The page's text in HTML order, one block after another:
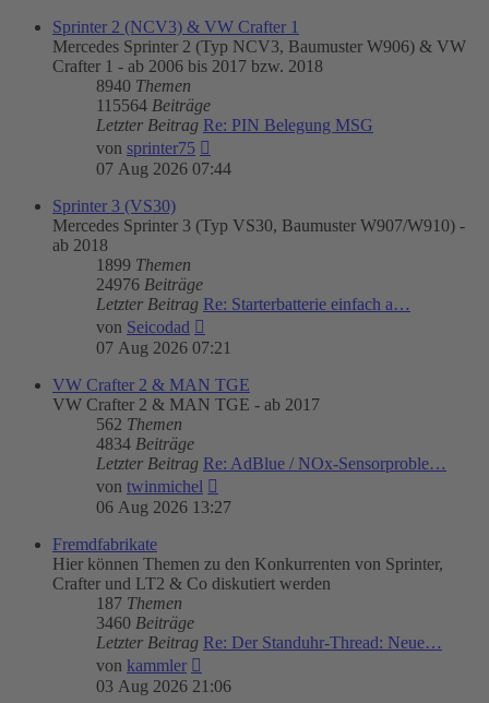
Sprinter 2 (NCV3) & VW Crafter 1
Mercedes Sprinter 2 (Typ NCV3, Baumuster W906) & VW
Crafter 1 - ab 2006 bis 2017 bzw. 2018
8940 Themen
115564 Beiträge
Letzter Beitrag Re: PIN Belegung MSG
von sprinter75
Beitrag
07 Aug 2026 07:44
Sprinter 3 (VS30)
Mercedes Sprinter 3 (Typ VS30, Baumuster W907/W910) -
ab 2018
1899 Themen
24976 Beiträge
Letzter Beitrag Re: Starterbatterie einfach a…
von Seicodad
Beitrag
07 Aug 2026 07:21
VW Crafter 2 & MAN TGE
VW Crafter 2 & MAN TGE - ab 2017
562 Themen
4834 Beiträge
Letzter Beitrag Re: AdBlue / NOx-Sensorproble…
von twinmichel
Beitrag
06 Aug 2026 13:27
Fremdfabrikate
Hier können Themen zu den Konkurrenten von Sprinter,
Crafter und LT2 & Co diskutiert werden
187 Themen
3460 Beiträge
Letzter Beitrag Re: Der Standuhr-Thread: Neue…
von kammler
Beitrag
03 Aug 2026 21:06